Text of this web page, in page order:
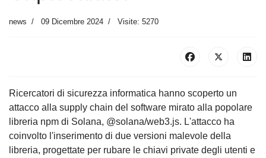
news 09 Dicembre 2024 Visite: 5270
Ricercatori di sicurezza informatica hanno scoperto un
attacco alla supply chain del software mirato alla popolare
libreria npm di Solana, @solana/web3.js. L'attacco ha
coinvolto l'inserimento di due versioni malevole della
libreria, progettate per rubare le chiavi private degli utenti e